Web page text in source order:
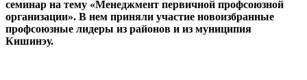
семинар на тему «Менеджмент первичной профсоюзной
организации». В нем приняли участие новоиз­бранные
профсоюзные лиде­ры из районов и из муниципия
Кишинэу.